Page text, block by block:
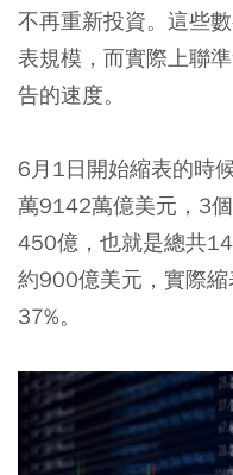
不再重新投資。這些
表規模，而實際上聯
告的速度。
6月1日開始縮表的時
萬9142萬億美元，3
450億，也就是總共
約900億美元，實際
37%。